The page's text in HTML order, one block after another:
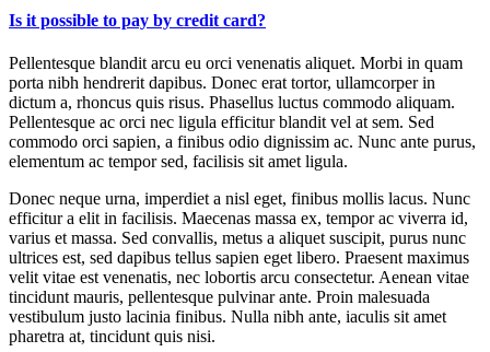
Is it possible to pay by credit card?
Pellentesque blandit arcu eu orci venenatis aliquet. Morbi in quam
porta nibh hendrerit dapibus. Donec erat tortor, ullamcorper in
dictum a, rhoncus quis risus. Phasellus luctus commodo aliquam.
Pellentesque ac orci nec ligula efficitur blandit vel at sem. Sed
commodo orci sapien, a finibus odio dignissim ac. Nunc ante purus,
elementum ac tempor sed, facilisis sit amet ligula.
Donec neque urna, imperdiet a nisl eget, finibus mollis lacus. Nunc
efficitur a elit in facilisis. Maecenas massa ex, tempor ac viverra id,
varius et massa. Sed convallis, metus a aliquet suscipit, purus nunc
ultrices est, sed dapibus tellus sapien eget libero. Praesent maximus
velit vitae est venenatis, nec lobortis arcu consectetur. Aenean vitae
tincidunt mauris, pellentesque pulvinar ante. Proin malesuada
vestibulum justo lacinia finibus. Nulla nibh ante, iaculis sit amet
pharetra at, tincidunt quis nisi.